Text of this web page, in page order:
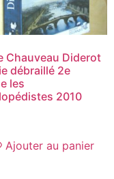
Chauveau Diderot
débraillé 2e
les
2010
Ajouter au panier